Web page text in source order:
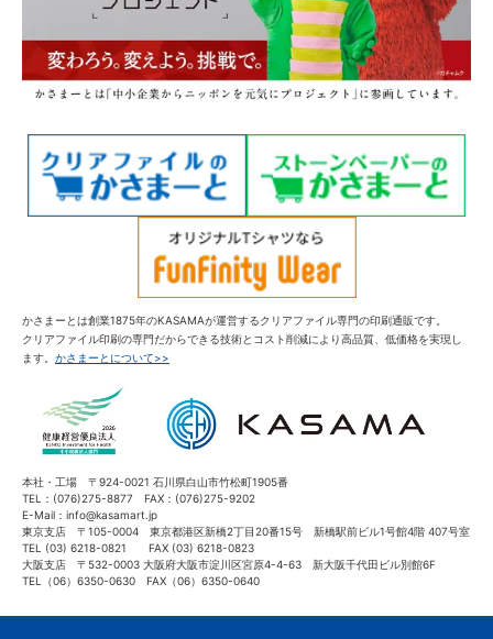
かさまーとは創業1875年のKASAMAが運営するクリアファイル専門の印刷通販です。
クリアファイル印刷の専門だからできる技術とコスト削減により高品質、低価格を実現し
ます。 かさまーとについて>>
本社・工場 〒924-0021 石川県白山市竹松町1905番
TEL：(076)275-8877 FAX：(076)275-9202
E-Mail：info@kasamart.jp
東京支店 〒105-0004 東京都港区新橋2丁目20番15号 新橋駅前ビル1号館4階 407号室
TEL (03) 6218-0821 FAX (03) 6218-0823
大阪支店 〒532-0003 大阪府大阪市淀川区宮原4-4-63 新大阪千代田ビル別館6F
TEL（06）6350-0630 FAX（06）6350-0640